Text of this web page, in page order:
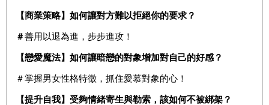
【商業策略】如何讓對方難以拒絕你的要求？
＃善用以退為進，步步進攻！
【戀愛魔法】如何讓暗戀的對象增加對自己的好感？
＃掌握男女性格特徵，抓住愛慕對象的心！
【提升自我】 受夠情緒寄生與勒索，該如何不被綁架？